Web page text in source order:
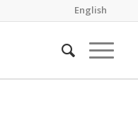
English